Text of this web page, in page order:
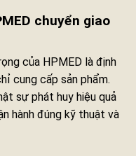
chuyển giao
của HPMED là định
cung cấp sản phẩm.
sự phát huy hiệu quả
hành đúng kỹ thuật và